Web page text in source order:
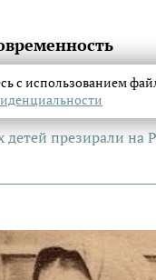
презирали на
с использованием